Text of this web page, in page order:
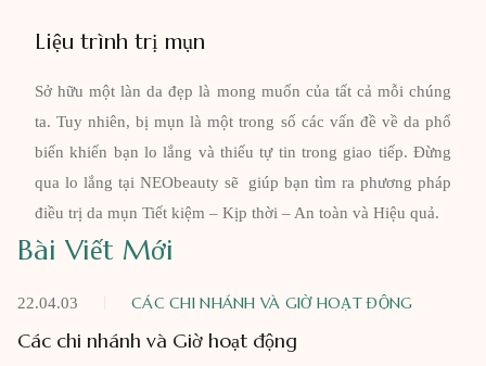
Liệu trình trị mụn
Sở hữu một làn da đẹp là mong muốn của tất cả mỗi chúng
ta. Tuy nhiên, bị mụn là một trong số các vấn đề về da phổ
biến khiến bạn lo lắng và thiếu tự tin trong giao tiếp. Đừng
qua lo lắng tại NEObeauty sẽ giúp bạn tìm ra phương pháp
điều trị da mụn Tiết kiệm – Kịp thời – An toàn và Hiệu quả.
Bài Viết Mới
22.04.03 CÁC CHI NHÁNH VÀ GIỜ HOẠT ĐỘNG
Các chi nhánh và Giờ hoạt động